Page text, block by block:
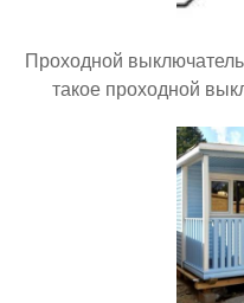
Проходной
такое проходной